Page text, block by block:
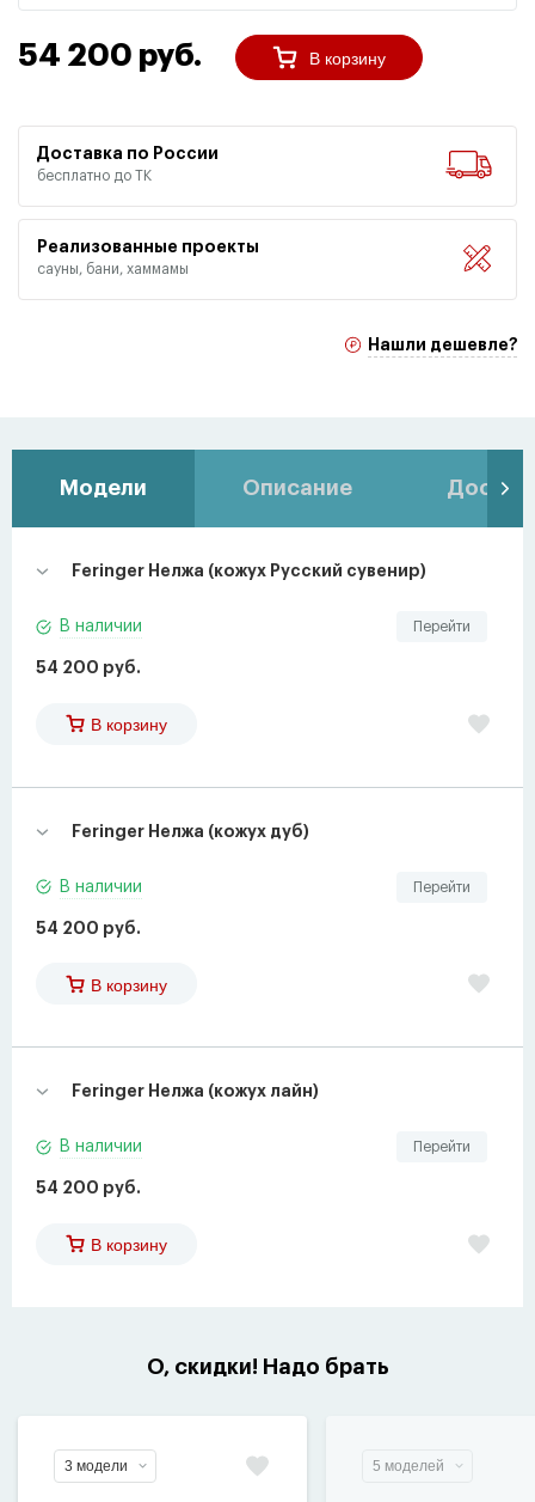
54 200 руб. В корзину
Доставка по России
бесплатно до ТК
Реализованные проекты
сауны, бани, хаммамы
Нашли дешевле?
Модели Описание
Feringer Нелжа (кожух Русский сувенир)
Перейти
В наличии
54 200 руб.
В корзину
Feringer Нелжа (кожух дуб)
Перейти
В наличии
54 200 руб.
В корзину
Feringer Нелжа (кожух лайн)
Перейти
В наличии
54 200 руб.
В корзину
О, скидки! Надо брать
3 модели 5 моделей